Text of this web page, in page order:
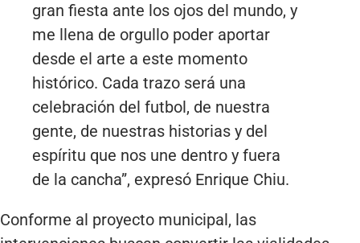
gran fiesta ante los ojos del mundo, y
me llena de orgullo poder aportar
desde el arte a este momento
histórico. Cada trazo será una
celebración del futbol, de nuestra
gente, de nuestras historias y del
espíritu que nos une dentro y fuera
de la cancha”, expresó Enrique Chiu.
Conforme al proyecto municipal, las